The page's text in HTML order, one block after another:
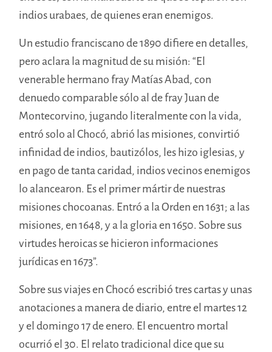
indios urabaes, de quienes eran enemigos.
Un estudio franciscano de 1890 difiere en detalles,
pero aclara la magnitud de su misión: “El
venerable hermano fray Matías Abad, con
denuedo comparable sólo al de fray Juan de
Montecorvino, jugando literalmente con la vida,
entró solo al Chocó, abrió las misiones, convirtió
infinidad de indios, bautizólos, les hizo iglesias, y
en pago de tanta caridad, indios vecinos enemigos
lo alancearon. Es el primer mártir de nuestras
misiones chocoanas. Entró a la Orden en 1631; a las
misiones, en 1648, y a la gloria en 1650. Sobre sus
virtudes heroicas se hicieron informaciones
jurídicas en 1673”.
Sobre sus viajes en Chocó escribió tres cartas y unas
anotaciones a manera de diario, entre el martes 12
y el domingo 17 de enero. El encuentro mortal
ocurrió el 30. El relato tradicional dice que su